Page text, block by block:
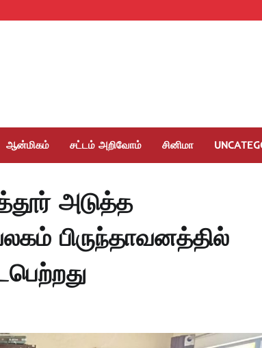
ஆன்மிகம் சட்டம் அறிவோம் சினிமா
அடுத்த
பிருந்தாவனத்தில்